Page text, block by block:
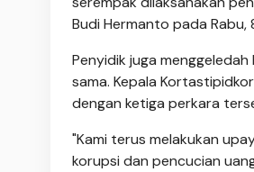
Budi Hermanto pada Rabu,
Penyidik juga
sama. Kepala
dengan ketiga perkara
"Kami terus melakukan
korupsi dan pencucian